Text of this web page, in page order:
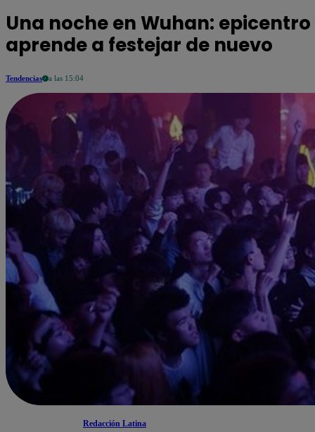
Una noche en Wuhan:
aprende a festejar de nuevo
Tendencias a las 15:04
Redacción Latina